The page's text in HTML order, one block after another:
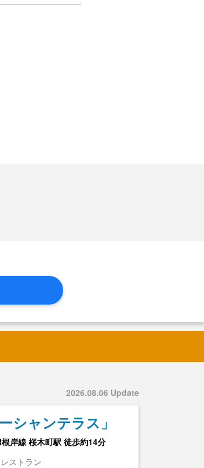
2026.08.06 Update
シャンテラス」
岸線 桜木町駅 徒歩約14分
ストラン